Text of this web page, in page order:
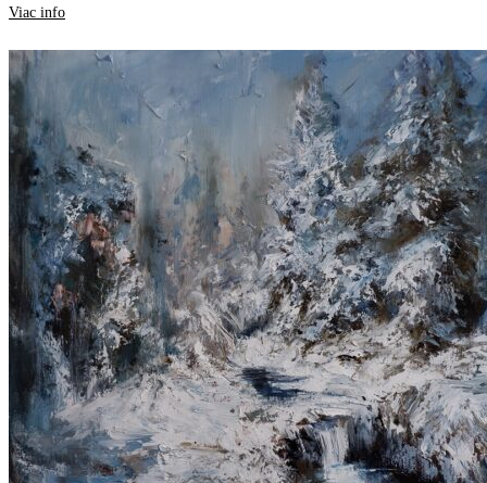
Viac info